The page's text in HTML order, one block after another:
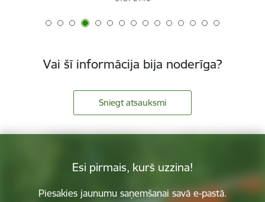
Vai šī informācija bija noderīga?
Sniegt atsauksmi
Esi pirmais, kurš uzzina!
Piesakies jaunumu saņemšanai savā e-pastā.